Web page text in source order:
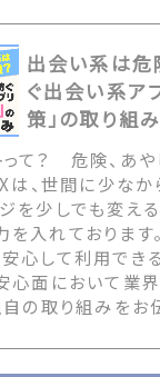
出会い系は危
ぐ出会い系ア
策」の取り組み
て？ 危険、あや
は、世間に少なか
を少しでも変える
入れております。
心して利用でき
心面において業
の取り組みをお